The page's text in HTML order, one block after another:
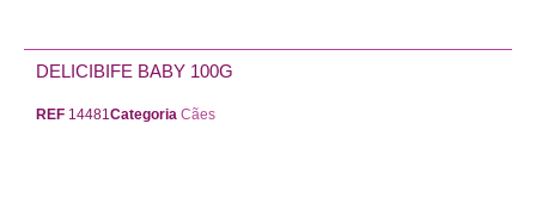
DELICIBIFE BABY 100G
REF 14481 Categoria Cães